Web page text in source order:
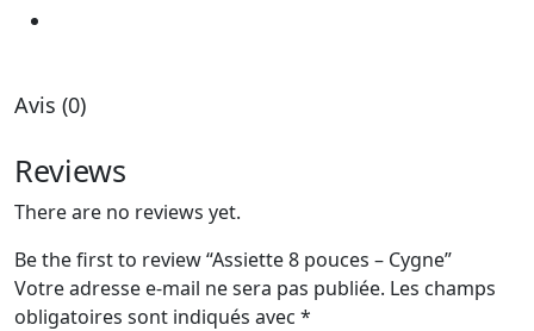
Avis (0)
Reviews
There are no reviews yet.
Be the first to review “Assiette 8 pouces – Cygne”
Votre adresse e-mail ne sera pas publiée. Les champs
obligatoires sont indiqués avec *